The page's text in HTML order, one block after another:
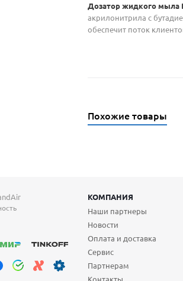
Дозатор жидкого мыла
акрилонитрила с
обеспечит поток
Похожие товары
КОМПАНИЯ
Наши партнеры
Новости
Оплата и доставка
Сервис
Партнерам
Контакты